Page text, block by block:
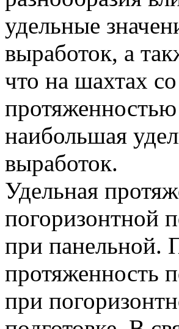
удельные
выработок, а
что на шахтах
наибольшая
выработок.
Удельная
погоризонтной
при панельной.
протяженность
при